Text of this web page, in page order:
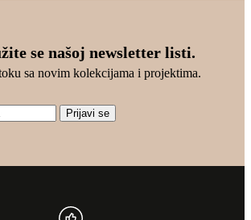
se našoj newsletter listi.
sa novim kolekcijama i projektima.
Prijavi se